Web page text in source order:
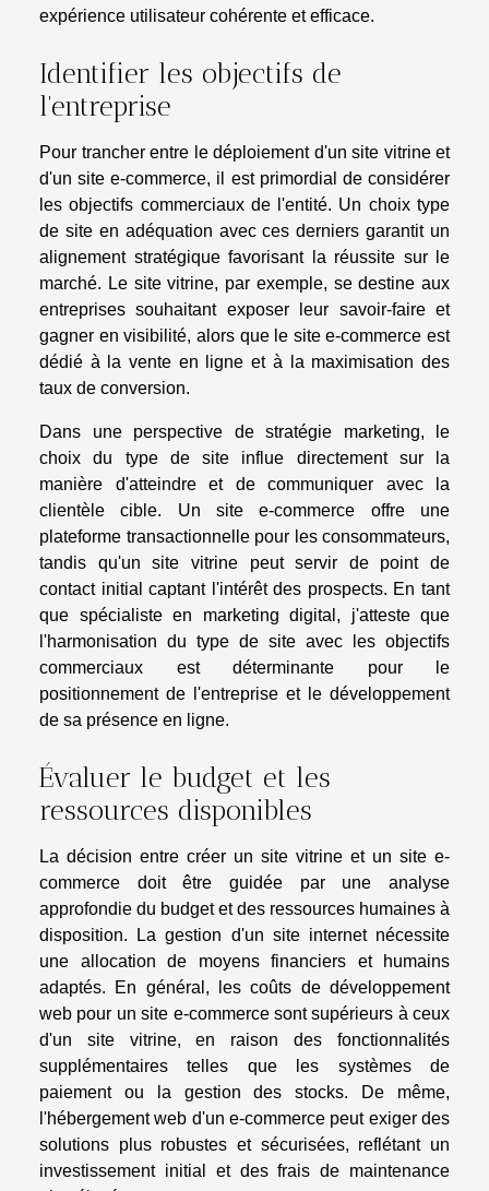
expérience utilisateur cohérente et efficace.
Identifier les objectifs de
l'entreprise
Pour trancher entre le déploiement d'un site vitrine et
d'un site e-commerce, il est primordial de considérer
les objectifs commerciaux de l'entité. Un choix type
de site en adéquation avec ces derniers garantit un
alignement stratégique favorisant la réussite sur le
marché. Le site vitrine, par exemple, se destine aux
entreprises souhaitant exposer leur savoir-faire et
gagner en visibilité, alors que le site e-commerce est
dédié à la vente en ligne et à la maximisation des
taux de conversion.
Dans une perspective de stratégie marketing, le
choix du type de site influe directement sur la
manière d'atteindre et de communiquer avec la
clientèle cible. Un site e-commerce offre une
plateforme transactionnelle pour les consommateurs,
tandis qu'un site vitrine peut servir de point de
contact initial captant l'intérêt des prospects. En tant
que spécialiste en marketing digital, j'atteste que
l'harmonisation du type de site avec les objectifs
commerciaux est déterminante pour le
positionnement de l'entreprise et le développement
de sa présence en ligne.
Évaluer le budget et les
ressources disponibles
La décision entre créer un site vitrine et un site e-
commerce doit être guidée par une analyse
approfondie du budget et des ressources humaines à
disposition. La gestion d'un site internet nécessite
une allocation de moyens financiers et humains
adaptés. En général, les coûts de développement
web pour un site e-commerce sont supérieurs à ceux
d'un site vitrine, en raison des fonctionnalités
supplémentaires telles que les systèmes de
paiement ou la gestion des stocks. De même,
l'hébergement web d'un e-commerce peut exiger des
solutions plus robustes et sécurisées, reflétant un
investissement initial et des frais de maintenance